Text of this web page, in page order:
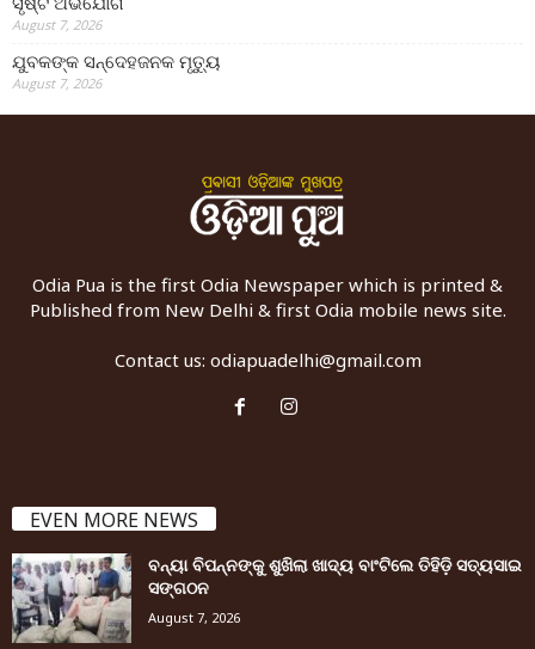
August 7, 2026
ଯୁବକଙ୍କ ସନ୍ଦେହଜନକ ମୃତ୍ୟୁ
August 7, 2026
Odia Pua is the first Odia Newspaper which is printed &
Published from New Delhi & first Odia mobile news site.
Contact us: odiapuadelhi@gmail.com
EVEN MORE NEWS
ବନ୍ୟା ବିପନ୍ନଙ୍କୁ ଶୁଖିଲା ଖାଦ୍ୟ ବାଂଟିଲେ ତିହିଡି଼ ସତ୍ୟସାଇ
ସଙ୍ଗଠନ
August 7, 2026